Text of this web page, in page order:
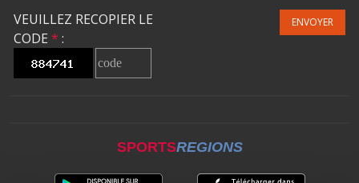
VEUILLEZ RECOPIER LE
CODE * :
ENVOYER
SPORTSREGIONS